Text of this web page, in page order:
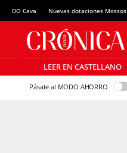
DO Cava Nuevas dotaciones Mossos
LEER EN CASTELLANO
Pásate al MODO AHORRO